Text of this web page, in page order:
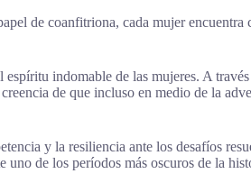
de coanfitriona, cada mujer encuentra
indomable de las mujeres. A
de que incluso en medio de la
y la resiliencia ante los desafíos
de los períodos más oscuros de la